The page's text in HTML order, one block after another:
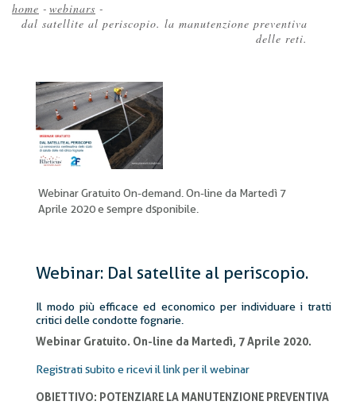
Briciole
home - webinars -
dal satellite al periscopio. la manutenzione preventiva
delle reti.
Webinar Gratuito On-demand. On-line da Martedì 7
Aprile 2020 e sempre dsponibile.
Webinar: Dal satellite al periscopio.
Il modo più efficace ed economico per individuare i tratti
critici delle condotte fognarie.
Webinar Gratuito. On-line da Martedì, 7 Aprile 2020.
Registrati subito e ricevi il link per il webinar
OBIETTIVO: POTENZIARE LA MANUTENZIONE PREVENTIVA